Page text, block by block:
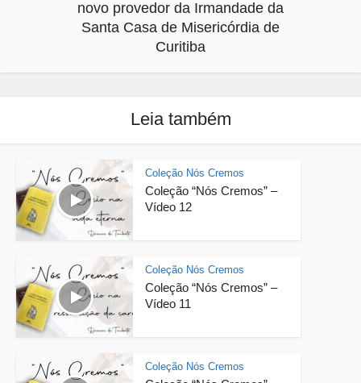
novo provedor da Irmandade da
Santa Casa de Misericórdia de
Curitiba
Leia também
Coleção Nós Cremos
Coleção “Nós Cremos” –
Vídeo 12
Coleção Nós Cremos
Coleção “Nós Cremos” –
Vídeo 11
Coleção Nós Cremos